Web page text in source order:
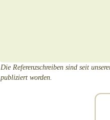
Die Referenzschreiben sind seit
publiziert worden.